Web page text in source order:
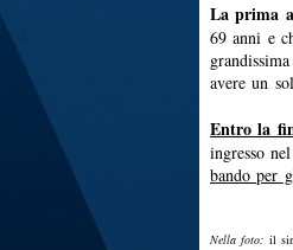
La prima
69 anni e
avere un
Entro la
ingresso
bando per
Nella foto: il